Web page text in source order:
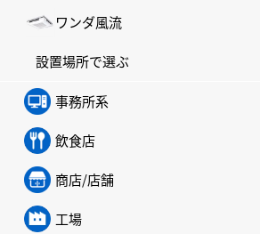
ワンダ風流
設置場所で選ぶ
事務所系
飲食店
商店/店舗
工場